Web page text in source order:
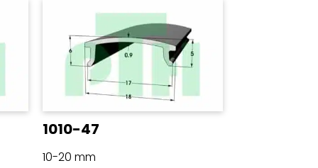
1010-47
10-20 mm